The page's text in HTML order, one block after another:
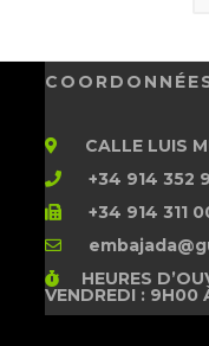
CALLE LUIS
+34 914 352
+34 914 311
HEURES
VENDREDI : 9H00